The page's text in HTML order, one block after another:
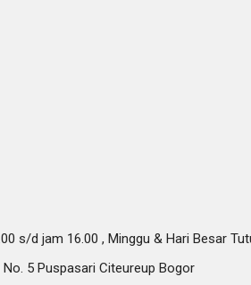
s/d jam 16.00 , Minggu & Hari Besar
No. 5 Puspasari Citeureup Bogor